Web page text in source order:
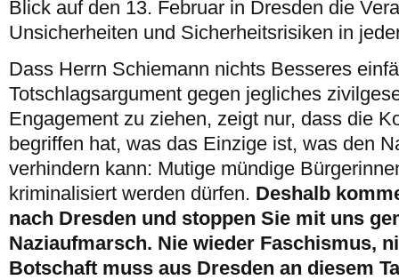
Blick auf den 13. Februar in Dresden die
Unsicherheiten und Sicherheitsrisiken in
Dass Herrn Schiemann nichts Besseres
Totschlagsargument gegen jegliches
Engagement zu ziehen, zeigt nur, dass die
begriffen hat, was das Einzige ist, was den
verhindern kann: Mutige mündige
kriminalisiert werden dürfen. Deshalb
nach Dresden und stoppen Sie mit uns
Naziaufmarsch. Nie wieder Faschismus,
Botschaft muss aus Dresden an diesem